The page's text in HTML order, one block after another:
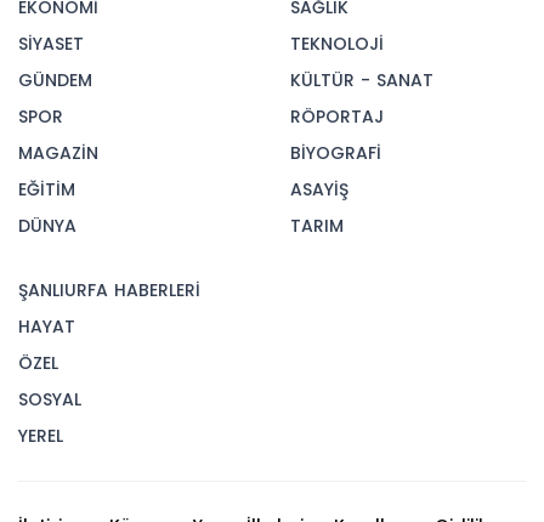
EKONOMİ
SİYASET
GÜNDEM
SPOR
MAGAZİN
EĞİTİM
DÜNYA
SAĞLIK
TEKNOLOJİ
KÜLTÜR - SANAT
RÖPORTAJ
BİYOGRAFİ
ASAYİŞ
TARIM
ŞANLIURFA HABERLERİ
HAYAT
ÖZEL
SOSYAL
YEREL